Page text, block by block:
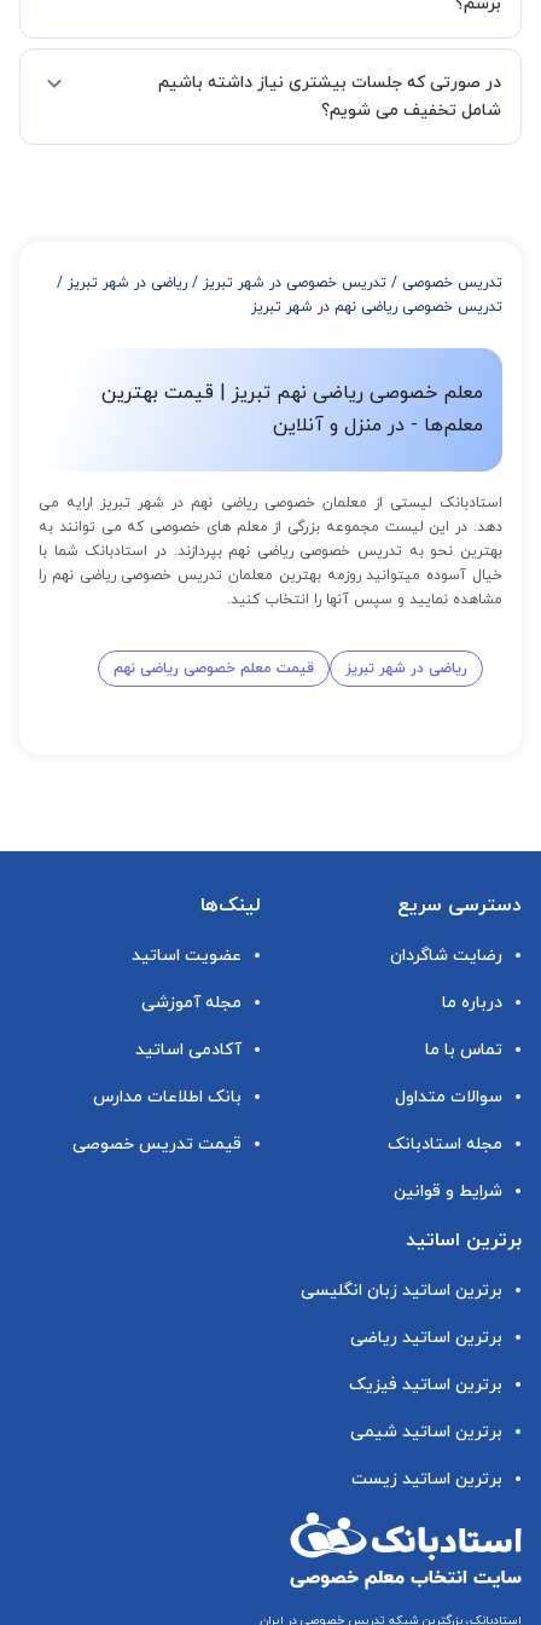
لازم جهت تکمیل درخواست شما را انجام میدهند.
همچنین میتوانید درخواست خود را از طریق تماس مستقیم با شماره
مدرس مشخص کند ابتدا باید جلسه اول کلاس درس شما با مدرس برگزار
شود تا با توجه به سطح شما و خواسته شما مدرس اعلام کنند که تقریبا
در صورتی که جلسات بیشتری نیاز داشته باشیم
شامل تخفیف می شویم؟
از 12 تا 15 جلسه: 7% تخفیف
از 16 تا 100 جلسه: 9% تخفیف
تدریس خصوصی / تدریس خصوصی در شهر تبریز / ریاضی در شهر تبریز /
تدریس خصوصی ریاضی نهم در شهر تبریز
معلم خصوصی ریاضی نهم تبریز | قیمت بهترین
معلم‌ها - در منزل و آنلاین
استادبانک لیستی از معلمان خصوصی ریاضی نهم در شهر تبریز ارایه می
دهد. در این لیست مجموعه بزرگی از معلم های خصوصی که می توانند به
بهترین نحو به تدریس خصوصی ریاضی نهم بپردازند. در استادبانک شما با
خیال آسوده میتوانید روزمه بهترین معلمان تدریس خصوصی ریاضی نهم را
مشاهده نمایید و سپس آنها را انتخاب کنید.
ریاضی در شهر تبریز قیمت معلم خصوصی ریاضی نهم
دسترسی سریع
رضایت شاگردان
درباره ما
تماس با ما
سوالات متداول
مجله استادبانک
شرایط و قوانین
لینک‌ها
عضویت اساتید
مجله آموزشی
آکادمی اساتید
بانک اطلاعات مدارس
قیمت تدریس خصوصی
برترین اساتید
برترین اساتید زبان انگلیسی
برترین اساتید ریاضی
برترین اساتید فیزیک
برترین اساتید شیمی
برترین اساتید زیست
استادبانک، بزرگترین شبکه تدریس خصوصی در ایران